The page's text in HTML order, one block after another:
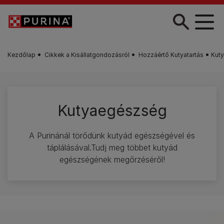
Skip to main content
Kezdőlap Cikkek a Kisállatgondozásról Hozzáértő Kutyatartás
Kutyaegészség
A Purinánál törődünk kutyád egészségével és
táplálásával.Tudj meg többet kutyád
egészségének megőrzéséről!